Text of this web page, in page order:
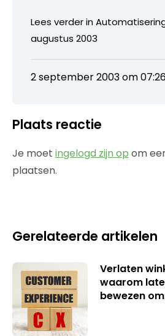
Lees verder in
augustus 2003
2 september 2003 om
Plaats reactie
Je moet ingelogd zijn op om
plaatsen.
Gerelateerde artikelen
Verlaten
waarom
bewezen